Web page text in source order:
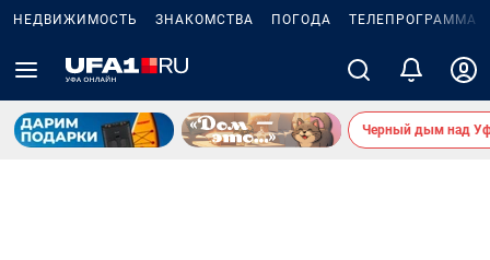
НЕДВИЖИМОСТЬ ЗНАКОМСТВА ПОГОДА ТЕЛЕПРОГРАММА
Черный дым над